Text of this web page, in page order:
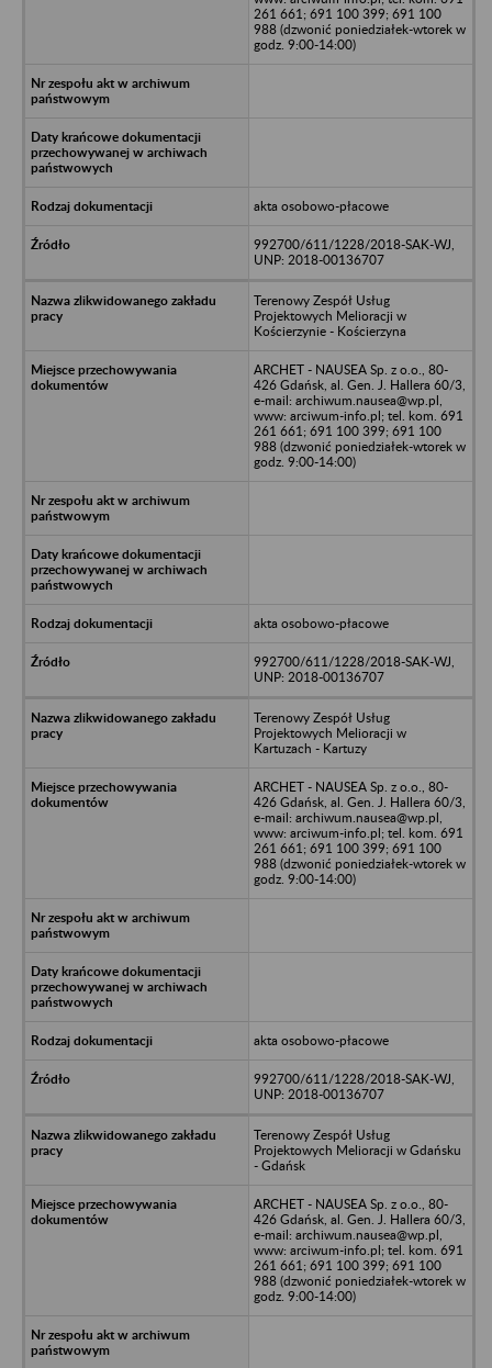
261 661; 691 100 399; 691 100
988 (dzwonić poniedziałek-wtorek w
godz. 9:00-14:00)
akta osobowo-płacowe
992700/611/1228/2018-SAK-WJ,
UNP: 2018-00136707
Terenowy Zespół Usług
Projektowych Melioracji w
Kościerzynie - Kościerzyna
ARCHET - NAUSEA Sp. z o.o., 80-
426 Gdańsk, al. Gen. J. Hallera 60/3,
e-mail: archiwum.nausea@wp.pl,
www: arciwum-info.pl; tel. kom. 691
261 661; 691 100 399; 691 100
988 (dzwonić poniedziałek-wtorek w
godz. 9:00-14:00)
akta osobowo-płacowe
992700/611/1228/2018-SAK-WJ,
UNP: 2018-00136707
Terenowy Zespół Usług
Projektowych Melioracji w
Kartuzach - Kartuzy
ARCHET - NAUSEA Sp. z o.o., 80-
426 Gdańsk, al. Gen. J. Hallera 60/3,
e-mail: archiwum.nausea@wp.pl,
www: arciwum-info.pl; tel. kom. 691
261 661; 691 100 399; 691 100
988 (dzwonić poniedziałek-wtorek w
godz. 9:00-14:00)
akta osobowo-płacowe
992700/611/1228/2018-SAK-WJ,
UNP: 2018-00136707
Terenowy Zespół Usług
Projektowych Melioracji w Gdańsku
- Gdańsk
ARCHET - NAUSEA Sp. z o.o., 80-
426 Gdańsk, al. Gen. J. Hallera 60/3,
e-mail: archiwum.nausea@wp.pl,
www: arciwum-info.pl; tel. kom. 691
261 661; 691 100 399; 691 100
988 (dzwonić poniedziałek-wtorek w
godz. 9:00-14:00)